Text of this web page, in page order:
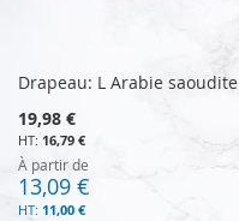
Drapeau: L Arabie saoudite
19,98 €
16,79 €
À partir de
13,09 €
11,00 €